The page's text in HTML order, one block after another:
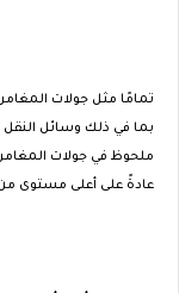
تمامًا مثل جولات
بما في ذلك وسائل النقل
ملحوظ في جولات
عادةً على أعلى مستوى من